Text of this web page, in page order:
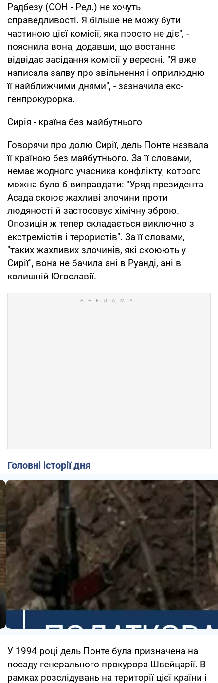
Радбезу (ООН - Ред.) не хочуть
справедливості. Я більше не можу бути
частиною цієї комісії, яка просто не діє", -
пояснила вона, додавши, що востаннє
відвідає засідання комісії у вересні. "Я вже
написала заяву про звільнення і оприлюдню
її найближчими днями", - зазначила екс-
генпрокурорка.
Сирія - країна без майбутнього
Говорячи про долю Сирії, дель Понте назвала
її країною без майбутнього. За її словами,
немає жодного учасника конфлікту, котрого
можна було б виправдати: "Уряд президента
Асада скоює жахливі злочини проти
людяності й застосовує хімічну зброю.
Опозиція ж тепер складається виключно з
екстремістів і терористів". За її словами,
"таких жахливих злочинів, які скоюють у
Сирії", вона не бачила ані в Руанді, ані в
колишній Югославії.
Головні історії дня
У 1994 році дель Понте була призначена на
посаду генерального прокурора Швейцарії. В
рамках розслідувань на території цієї країни і